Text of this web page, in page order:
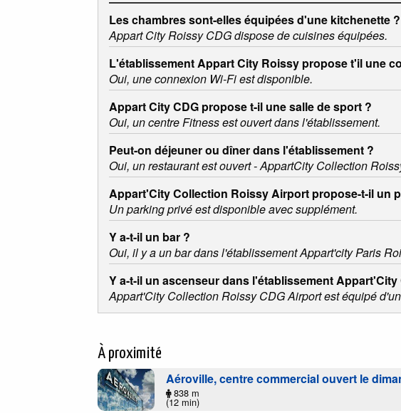
Les chambres sont-elles équipées d'une kitchenette ?
Appart City Roissy CDG dispose de cuisines équipées.
L'établissement Appart City Roissy propose t'il une
Oui, une connexion Wi-Fi est disponible.
Appart City CDG propose t-il une salle de sport ?
Oui, un centre Fitness est ouvert dans l'établissement.
Peut-on déjeuner ou dîner dans l'établissement ?
Oui, un restaurant est ouvert - AppartCity Collection
Appart'City Collection Roissy Airport propose-t-il un
Un parking privé est disponible avec supplément.
Y a-t-il un bar ?
Oui, il y a un bar dans l'établissement Appart'city Paris
Y a-t-il un ascenseur dans l'établissement
Appart'City Collection Roissy CDG Airport est équipé
À proximité
Aéroville, centre commercial ouvert le
838 m
(12 min)